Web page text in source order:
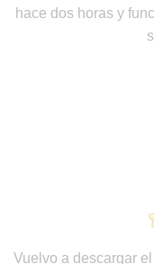
hace dos horas y
Vuelvo a descargar